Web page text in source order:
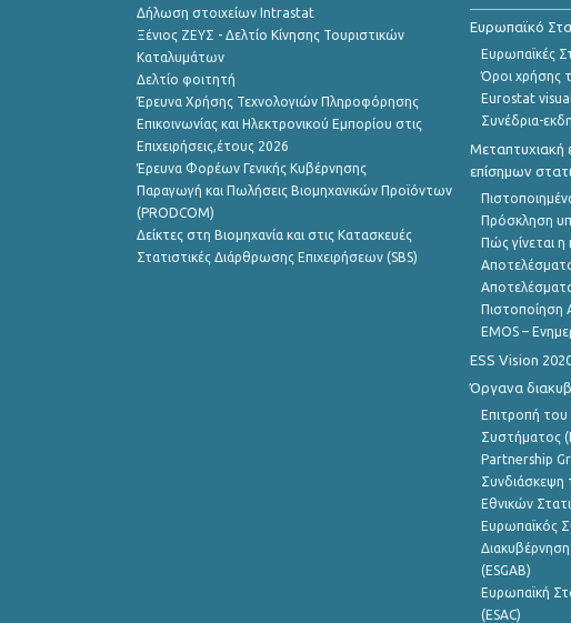
Δήλωση στοιχείων Intrastat
Ξένιος ΖΕΥΣ - Δελτίο Κίνησης Τουριστικών
Καταλυμάτων
Δελτίο φοιτητή
Έρευνα Χρήσης Τεχνολογιών Πληροφόρησης
Επικοινωνίας και Ηλεκτρονικού Εμπορίου στις
Επιχειρήσεις,έτους 2026
Έρευνα Φορέων Γενικής Κυβέρνησης
Παραγωγή και Πωλήσεις Βιομηχανικών Προϊόντων
(PRODCOM)
Δείκτες στη Βιομηχανία και στις Κατασκευές
Στατιστικές Διάρθρωσης Επιχειρήσεων (SBS)
Ευρωπαϊκό
Ευρωπαϊκές
Όροι χρήσης
Eurostat
Συνέδρια-
Μεταπτυχιακή
επίσημων
Πρόσκληση
Πώς γίνεται
Πιστοποίηση
EMOS –
ESS Vision
Όργανα
Επιτροπή του
Συστήματος
Partnership
Συνδιάσκεψη
Εθνικών
Ευρωπαϊκός
(ESGAB)
Ευρωπαϊκή
(ESAC)